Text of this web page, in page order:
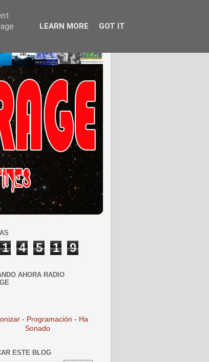
1 4 5 1 9
AHORA RADIO
- Programación - Ha
Sonado
ESTE BLOG
LEARN MORE GOT IT